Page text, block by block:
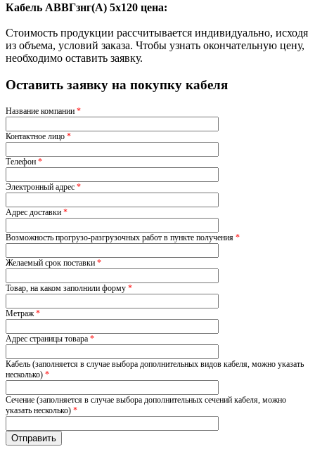
Кабель АВВГзнг(A) 5х120 цена:
Стоимость продукции рассчитывается индивидуально, исходя
из объема, условий заказа. Чтобы узнать окончательную цену,
необходимо оставить заявку.
Оставить заявку на покупку кабеля
Название компании *
Контактное лицо *
Телефон *
Электронный адрес *
Адрес доставки *
Возможность прогрузо-разгрузочных работ в пункте получения *
Желаемый срок поставки *
Товар, на каком заполнили форму *
Метраж*
Адрес страницы товара *
Кабель (заполняется в случае выбора дополнительных видов кабеля, можно указать
несколько) *
Сечение (заполняется в случае выбора дополнительных сечений кабеля, можно
указать несколько) *